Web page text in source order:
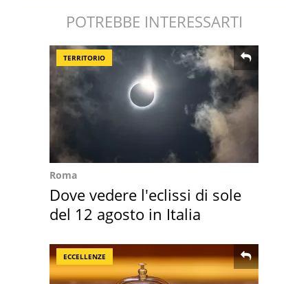
POTREBBE INTERESSARTI
TERRITORIO
Roma
Dove vedere l'eclissi di sole
del 12 agosto in Italia
ECCELLENZE